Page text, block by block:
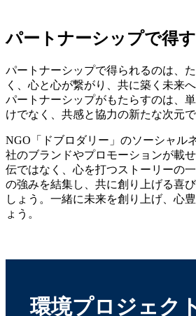
パートナーシップで得
パートナーシップで得られるのは、
く、心と心が繋がり、共に築く未来
パートナーシップがもたらすのは、
けでなく、共感と協力の新たな次元で
NGO「ドブロダリー」のソーシャル
社のブランドやプロモーションが載
伝ではなく、心を打つストーリーの
の強みを結集し、共に創り上げる喜
しょう。一緒に未来を創り上げ、心
ょう。
環境プロジェク